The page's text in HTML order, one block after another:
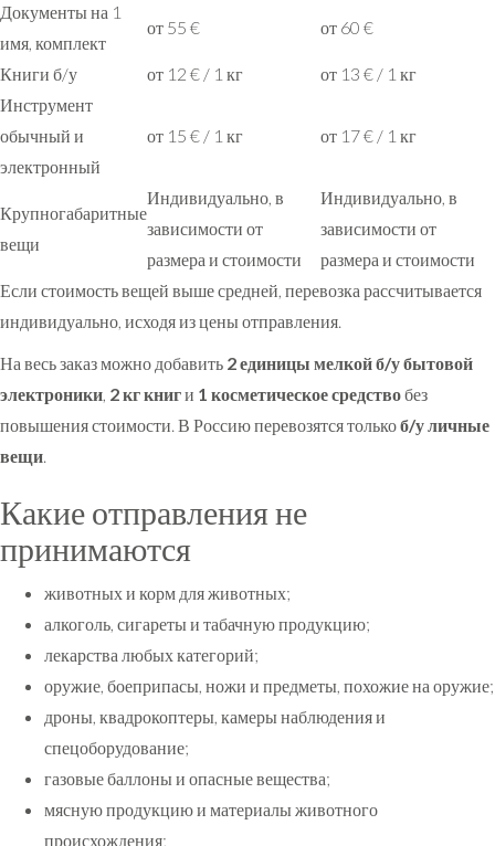
Документы на 1
имя, комплект
от 55 € от 60 €
Книги б/у от 12 € / 1 кг
от 13 € / 1 кг
Инструмент
обычный и
электронный
от 15 € / 1 кг от 17 € / 1 кг
Крупногабаритные
вещи
Индивидуально, в
зависимости от
размера и стоимости
Индивидуально, в
зависимости от
размера и стоимости
Если стоимость вещей выше средней, перевозка рассчитывается
индивидуально, исходя из цены отправления.
На весь заказ можно добавить 2 единицы мелкой б/у бытовой
электроники, 2 кг книги 1 косметическое средствобез
повышения стоимости. В Россию перевозятся толькоб/у личные
вещи.
Какие отправления не
принимаются
животных и корм для животных;
алкоголь, сигареты и табачную продукцию;
лекарства любых категорий;
оружие, боеприпасы, ножи и предметы, похожие на оружие;
дроны, квадрокоптеры, камеры наблюдения и
спецоборудование;
газовые баллоны и опасные вещества;
мясную продукцию и материалы животного
происхождения;